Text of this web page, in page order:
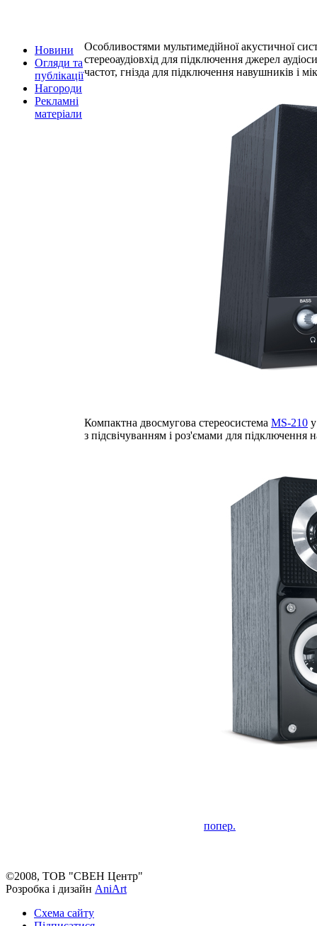
Новини
Огляди та
публікації
Нагороди
Рекламні
матеріали
Особливостями мультимедійної акустичної
стереоаудіовхід для підключення джерел
частот, гнізда для підключення навушників і
Компактна двосмугова стереосистема MS-210
з підсвічуванням і роз'ємами для
попер.
©2008, ТОВ "СВЕН Центр"
Розробка і дизайн AniArt
Схема сайту